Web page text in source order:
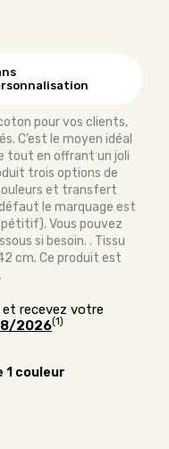
pour vos clients,
C’est le moyen idéal
tout en offrant un joli
trois options de
et transfert
le marquage est
Vous pouvez
si besoin. . Tissu
cm. Ce produit est
et recevez votre
2026(1)
1 couleur